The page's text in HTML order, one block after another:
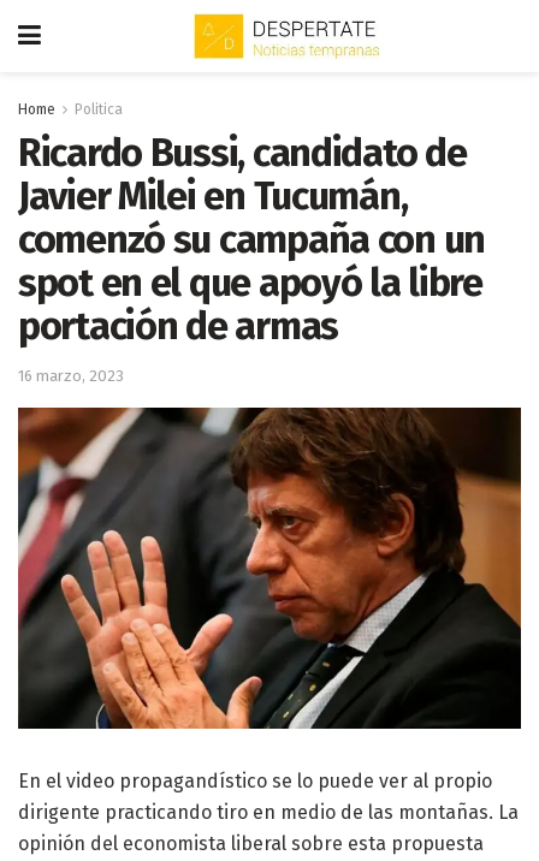
Home Politica
Ricardo Bussi, candidato de
Javier Milei en Tucumán,
comenzó su campaña con un
spot en el que apoyó la libre
portación de armas
16 marzo, 2023
En el video propagandístico se lo puede ver al propio
dirigente practicando tiro en medio de las montañas. La
opinión del economista liberal sobre esta propuesta